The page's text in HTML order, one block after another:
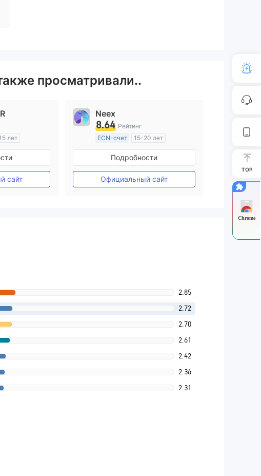
просматривали..
лет
Австралия
(MM)
MT4
сайт
Neex
8.64 Рейтинг
ECN-счет
15-20 лет
Регулирование в Австралия
Маркет-Мейкинг (MM)
Основной стандарт MT4
Подробности
Официальный сайт
2.85
2.72
2.70
2.61
2.42
2.36
2.31
TOP
Chrome